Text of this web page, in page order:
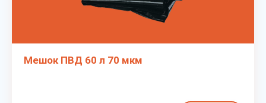
Мешок ПВД 60 л 70 мкм